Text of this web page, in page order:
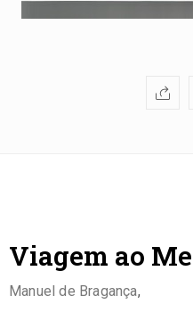
Viagem ao
Manuel de Bragança,